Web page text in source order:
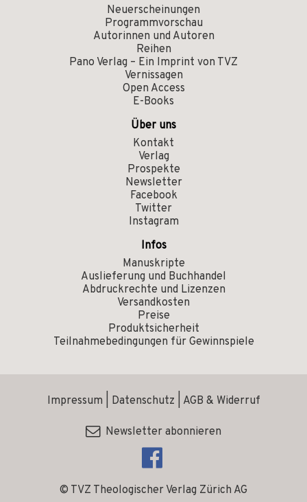
Neuerscheinungen
Programmvorschau
Autorinnen und Autoren
Reihen
Pano Verlag – Ein Imprint von TVZ
Vernissagen
Open Access
E-Books
Über uns
Kontakt
Verlag
Prospekte
Newsletter
Facebook
Twitter
Instagram
Infos
Manuskripte
Auslieferung und Buchhandel
Abdruckrechte und Lizenzen
Versandkosten
Preise
Produktsicherheit
Teilnahmebedingungen für Gewinnspiele
© TVZ Theologischer Verlag Zürich AG
Impressum Datenschutz AGB & Widerruf
Newsletter abonnieren